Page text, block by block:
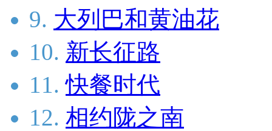
9. 大列巴和黄油花
10. 新长征路
11. 快餐时代
12. 相约陇之南